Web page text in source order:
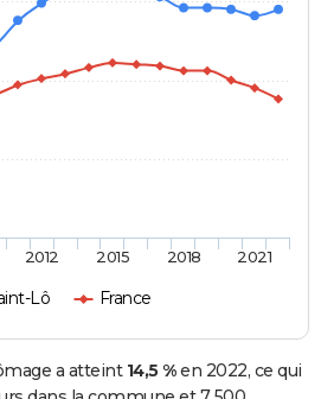
Lô France
2012 2015 2018 2021
a atteint 14,5 %en 2022, ce qui